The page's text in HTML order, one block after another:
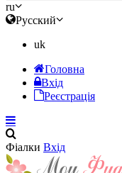
ru
Русский
uk
Головна
Вхід
Реєстрація
Фіалки Вхід